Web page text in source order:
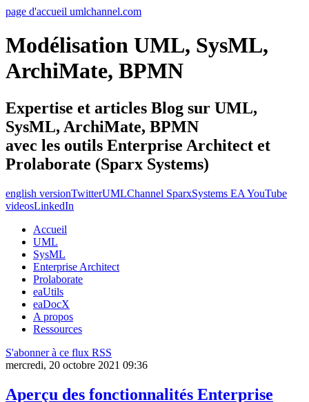
page d'accueil umlchannel.com
Modélisation UML, SysML,
ArchiMate, BPMN
Expertise et articles Blog sur UML,
SysML, ArchiMate, BPMN
avec les outils Enterprise Architect et
Prolaborate (Sparx Systems)
english versionTwitterUMLChannel SparxSystems EA YouTube
videosLinkedIn
Accueil
UML
SysML
Enterprise Architect
Prolaborate
eaUtils
eaDocX
A propos
Ressources
S'abonner à ce flux RSS
mercredi, 20 octobre 2021 09:36
Aperçu des fonctionnalités Enterprise